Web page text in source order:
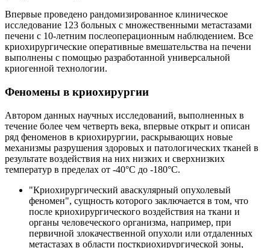
Впервые проведено рандомизированное клиническое
исследование 123 больных с множественными метастазами
печени с 10-летним послеоперационным наблюдением. Все
криохирургические оперативные вмешательства на печени
выполнены с помощью разработанной универсальной
криогенной технологии.
Феномены в криохирургии
Автором данных научных исследований, выполненных в
течение более чем четверть века, впервые открыт и описан
ряд феноменов в криохирургии, раскрывающих новые
механизмы разрушения здоровых и патологических тканей в
результате воздействия на них низких и сверхнизких
температур в пределах от -40°C до -180°C.
"Криохирургический аваскулярный опухолевый
феномен", сущность которого заключается в том, что
после криохирургического воздействия на ткани и
органы человеческого организма, например, при
первичной злокачественной опухоли или отдаленных
метастазах в области посткриохирургической зоны,